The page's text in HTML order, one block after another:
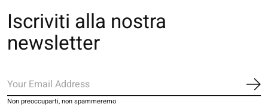
Iscriviti alla nostra
newsletter
Non preoccuparti, non spammeremo